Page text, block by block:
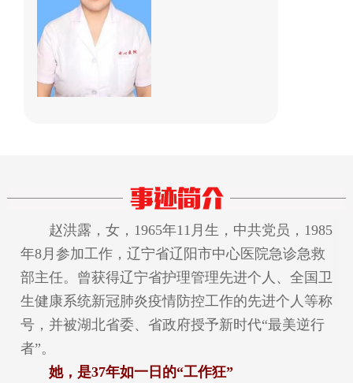
赵洪露，女，1965年11月生，中共党员，1985
年8月参加工作，辽宁省辽阳市中心医院急诊急救
部主任。曾获得辽宁省护理管理先进个人、全国卫
生健康系统新冠肺炎疫情防控工作的先进个人等称
号，并被湖北省委、省政府授予新时代“最美逆行
者”。
她，是37年如一日的“工作狂”